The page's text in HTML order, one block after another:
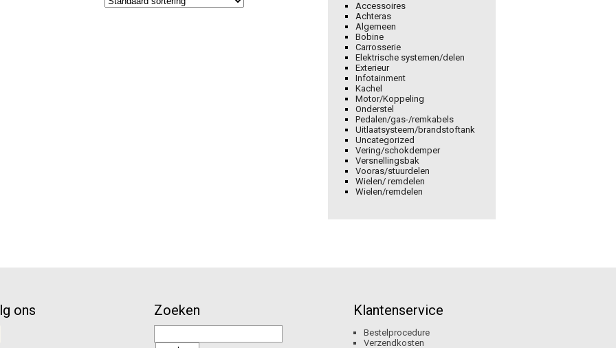
Accessoires
Achteras
Algemeen
Bobine
Carrosserie
Elektrische systemen/delen
Exterieur
Infotainment
Kachel
Motor/Koppeling
Onderstel
Pedalen/gas-/remkabels
Uitlaatsysteem/brandstoftank
Uncategorized
Vering/schokdemper
Versnellingsbak
Vooras/stuurdelen
Wielen/ remdelen
Wielen/remdelen
ons Zoeken Klantenservice
Bestelprocedure
Verzendkosten